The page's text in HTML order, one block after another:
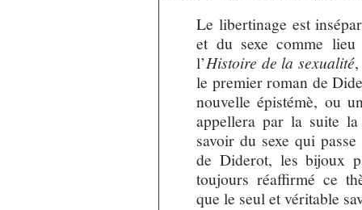
Le libertinage est
et du sexe comme
l’Histoire de la sexualité
le premier roman de
nouvelle épistémè, ou
appellera par la suite
savoir du sexe qui
de Diderot, les bijoux
toujours réaffirmé ce
que le seul et véritable